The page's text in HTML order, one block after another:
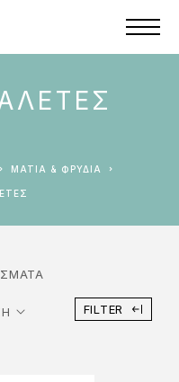
ΜΆΤΙΑ & ΦΡΎΔΙΑ
FILTER